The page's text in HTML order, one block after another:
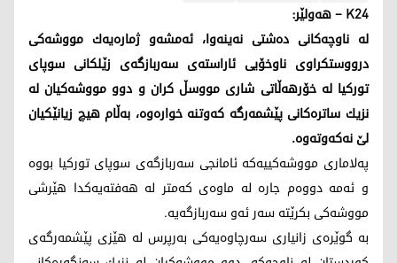
K24 – هه‌ولێر:
له‌ ناوچه‌كانی ده‌شتی نه‌ینه‌وا، ئه‌مشه‌و ژماره‌یه‌ك مووشه‌كی
درووستكراوی ناوخۆیی ئاراسته‌ی سه‌ربازگه‌ی زێلكانی سوپای
توركیا له‌ خۆرهه‌ڵاتی شاری مووسڵ كران و دوو مووشه‌كیان له‌
نزیك ساتره‌كانی پێشمه‌رگه‌ كه‌وتنه‌ خواره‌وه‌، به‌ڵام هیچ زیانێكیان
لێ نه‌كه‌وته‌وه‌.
په‌لاماری مووشه‌كییه‌كه‌ ئامانجی سه‌ربازگه‌ی سوپای توركیا بووه
و ئه‌مه‌ دووه‌م جاره‌ له‌ ماوه‌ی كه‌متر له‌ هه‌فته‌یه‌كدا هێرشی
مووشه‌كی بكرێته‌ سه‌ر ئه‌و سه‌ربازگه‌یه‌.
به‌ گوێره‌ی زانیاری سه‌رچاوه‌یه‌كی به‌رپرس له‌ هێزی پێشمه‌رگه‌ی